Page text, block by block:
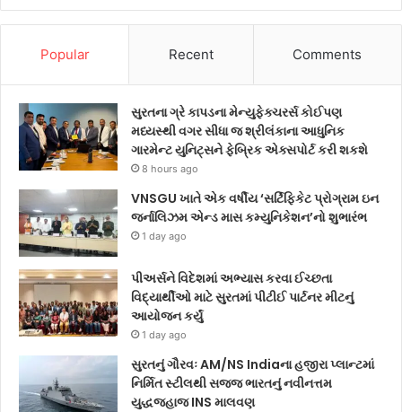
Popular Recent Comments
સુરતના ગ્રે કાપડના મેન્યુફેક્ચરર્સ કોઈપણ
મધ્યસ્થી વગર સીધા જ શ્રીલંકાના આધુનિક
ગારમેન્ટ યુનિટ્સને ફેબ્રિક એક્સપોર્ટ કરી શકશે
8 hours ago
VNSGU ખાતે એક વર્ષીય ‘સર્ટિફિકેટ પ્રોગ્રામ ઇન
જર્નાલિઝમ એન્ડ માસ કમ્યુનિકેશન’નો શુભારંભ
1 day ago
પીઅર્સને વિદેશમાં અભ્યાસ કરવા ઈચ્છતા
વિદ્યાર્થીઓ માટે સુરતમાં પીટીઈ પાર્ટનર મીટનું
આયોજન કર્યું
1 day ago
સુરતનું ગૌરવઃ AM/NS Indiaના હજીરા પ્લાન્ટમાં
નિર્મિત સ્ટીલથી સજ્જ ભારતનું નવીનત્તમ
યુદ્ધજહાજ INS માલવણ